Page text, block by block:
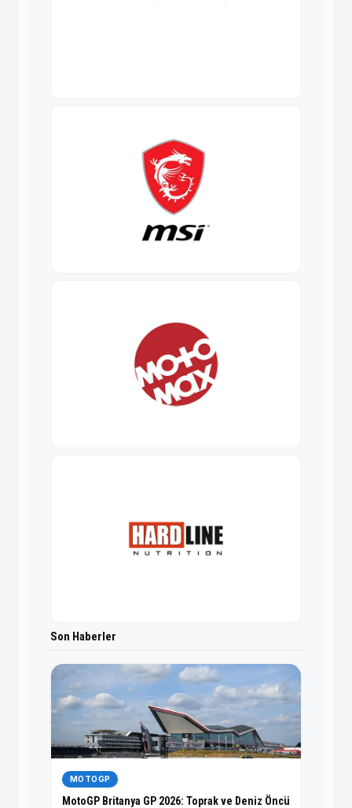
Son Haberler
MOTOGP
MotoGP Britanya GP 2026: Toprak ve Deniz Öncü